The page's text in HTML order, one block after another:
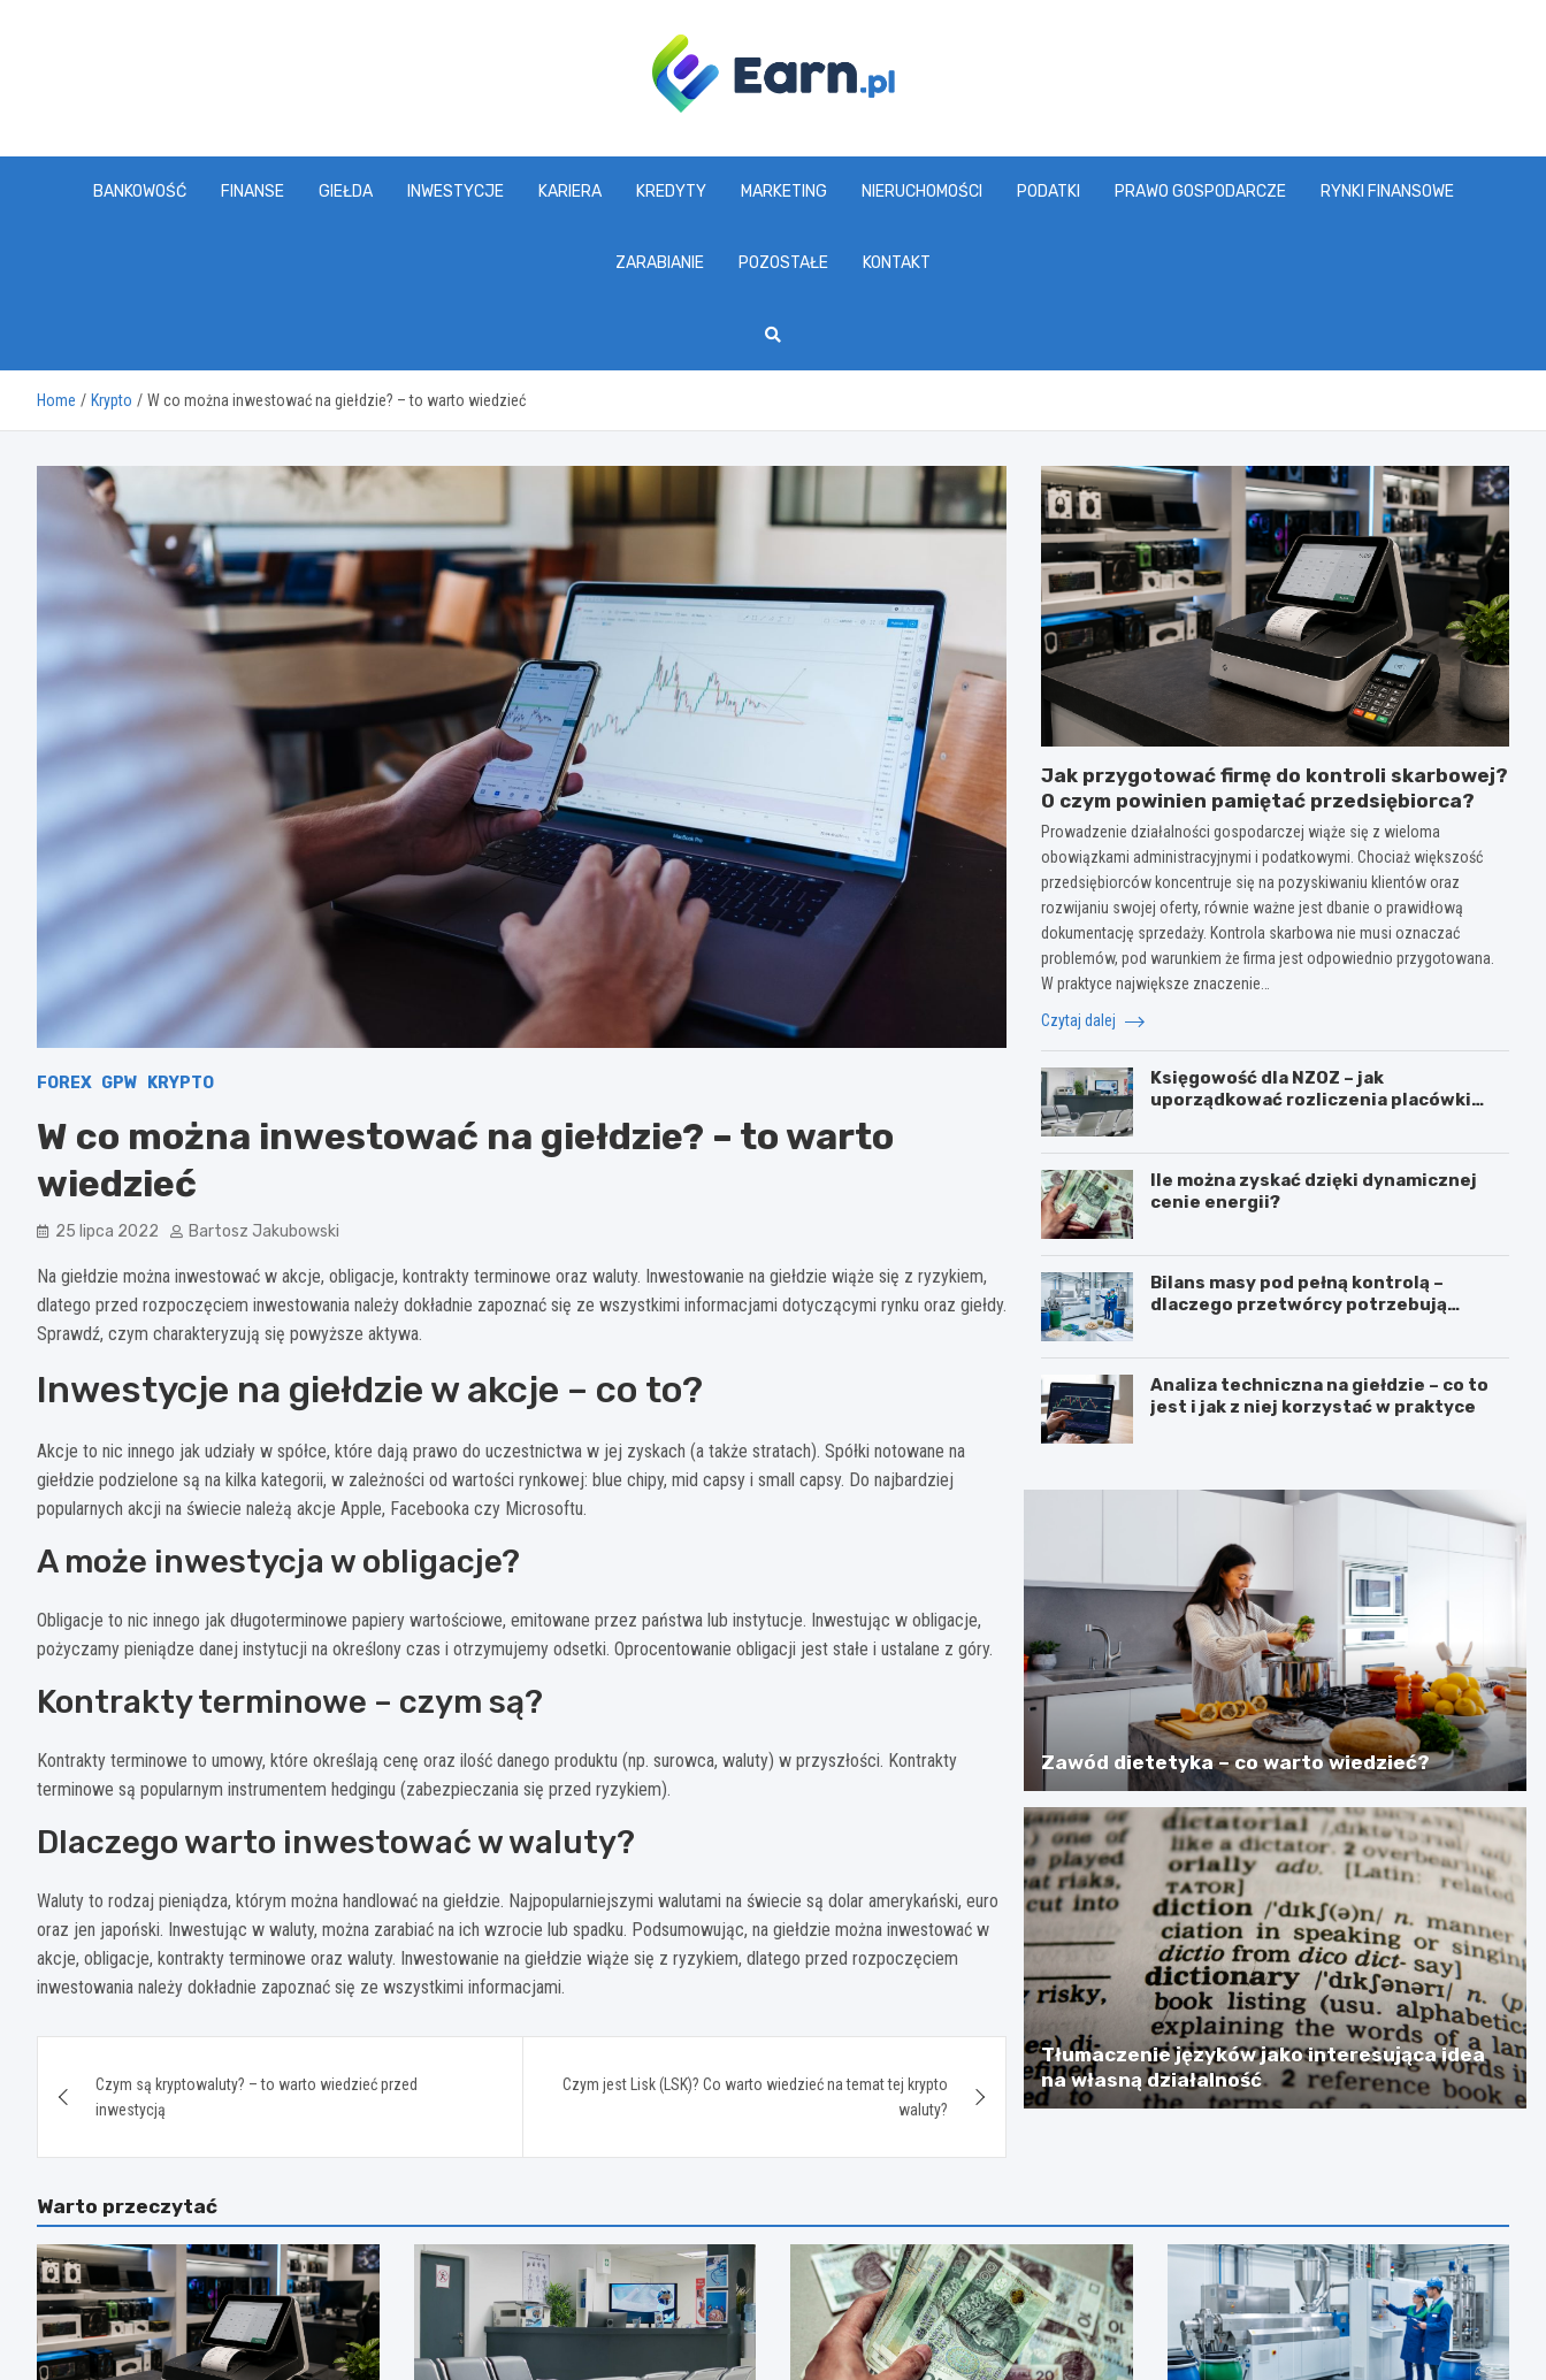
www.earn.pl
BANKOWOŚĆ FINANSE GIEŁDA INWESTYCJE KARIERA KREDYTY MARKETING NIERUCHOMOŚCI PODATKI PRAWO GOSPODARCZE RYNKI FINANSOWE
ZARABIANIE POZOSTAŁE KONTAKT
Home Krypto W co można inwestować na giełdzie? – to warto wiedzieć
FOREX GPW KRYPTO
W co można inwestować na giełdzie? – to warto
wiedzieć
25 lipca 2022 Bartosz Jakubowski
Na giełdzie można inwestować w akcje, obligacje, kontrakty terminowe oraz waluty. Inwestowanie na giełdzie wiąże się z ryzykiem,
dlatego przed rozpoczęciem inwestowania należy dokładnie zapoznać się ze wszystkimi informacjami dotyczącymi rynku oraz giełdy.
Sprawdź, czym charakteryzują się powyższe aktywa.
Inwestycje na giełdzie w akcje – co to?
Akcje to nic innego jak udziały w spółce, które dają prawo do uczestnictwa w jej zyskach (a także stratach). Spółki notowane na
giełdzie podzielone są na kilka kategorii, w zależności od wartości rynkowej: blue chipy, mid capsy i small capsy. Do najbardziej
popularnych akcji na świecie należą akcje Apple, Facebooka czy Microsoftu.
A może inwestycja w obligacje?
Obligacje to nic innego jak długoterminowe papiery wartościowe, emitowane przez państwa lub instytucje. Inwestując w obligacje,
pożyczamy pieniądze danej instytucji na określony czas i otrzymujemy odsetki. Oprocentowanie obligacji jest stałe i ustalane z góry.
Kontrakty terminowe – czym są?
Kontrakty terminowe to umowy, które określają cenę oraz ilość danego produktu (np. surowca, waluty) w przyszłości. Kontrakty
terminowe są popularnym instrumentem hedgingu (zabezpieczania się przed ryzykiem).
Dlaczego warto inwestować w waluty?
Waluty to rodzaj pieniądza, którym można handlować na giełdzie. Najpopularniejszymi walutami na świecie są dolar amerykański, euro
oraz jen japoński. Inwestując w waluty, można zarabiać na ich wzrocie lub spadku. Podsumowując, na giełdzie można inwestować w
akcje, obligacje, kontrakty terminowe oraz waluty. Inwestowanie na giełdzie wiąże się z ryzykiem, dlatego przed rozpoczęciem
inwestowania należy dokładnie zapoznać się ze wszystkimi informacjami.
wpisu
Czym są kryptowaluty? – to warto wiedzieć przed
inwestycją
Czym jest Lisk (LSK)? Co warto wiedzieć na temat tej krypto
waluty?
Jak przygotować firmę do kontroli skarbowej?
O czym powinien pamiętać przedsiębiorca?
Prowadzenie działalności gospodarczej wiąże się z wieloma
obowiązkami administracyjnymi i podatkowymi. Chociaż większość
przedsiębiorców koncentruje się na pozyskiwaniu klientów oraz
rozwijaniu swojej oferty, równie ważne jest dbanie o prawidłową
dokumentację sprzedaży. Kontrola skarbowa nie musi oznaczać
problemów, pod warunkiem że firma jest odpowiednio przygotowana.
W praktyce największe znaczenie…
Czytaj dalej
Księgowość dla NZOZ – jak
uporządkować rozliczenia placówki
Ile można zyskać dzięki dynamicznej
cenie energii?
Bilans masy pod pełną kontrolą –
dlaczego przetwórcy potrzebują
Analiza techniczna na giełdzie – co to
jest i jak z niej korzystać w praktyce
Zawód dietetyka – co warto wiedzieć?
Tłumaczenie języków jako interesująca idea
na własną działalność
Warto przeczytać